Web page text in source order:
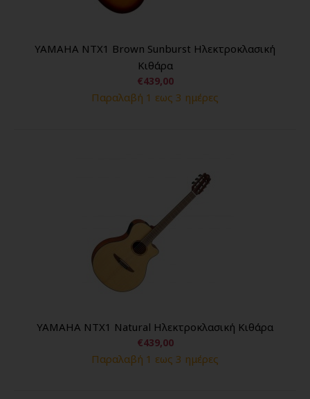
YAMAHA NTX1 Brown Sunburst Ηλεκτροκλασική
Κιθάρα
€439,00
Παραλαβή 1 εως 3 ημέρες
YAMAHA NTX1 Natural Ηλεκτροκλασική Κιθάρα
€439,00
Παραλαβή 1 εως 3 ημέρες